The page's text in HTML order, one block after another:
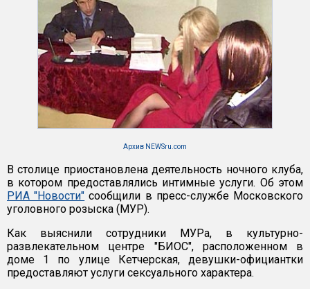
Архив NEWSru.com
В столице приостановлена деятельность ночного клуба,
в котором предоставлялись интимные услуги. Об этом
РИА "Новости" сообщили в пресс-службе Московского
уголовного розыска (МУР).
Как выяснили сотрудники МУРа, в культурно-
развлекательном центре "БИОС", расположенном в
доме 1 по улице Кетчерская, девушки-официантки
предоставляют услуги сексуального характера.